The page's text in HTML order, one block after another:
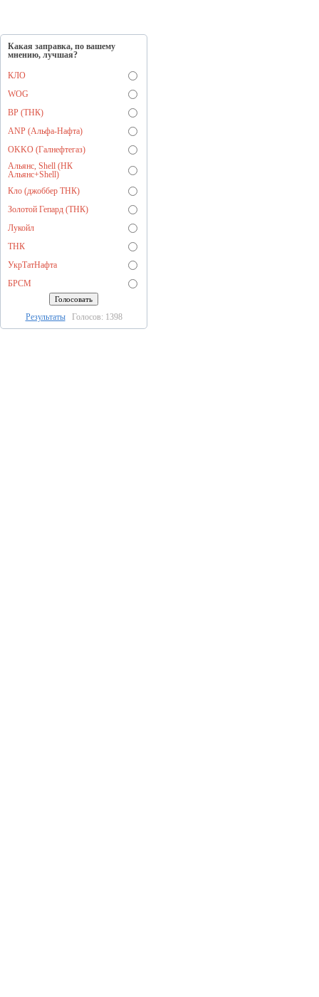
Какая заправка, по вашему
мнению, лучшая?
КЛО
WOG
BP (ТНК)
ANP (Альфа-Нафта)
OKKO (Галнефтегаз)
Альянс, Shell (НК
Альянс+Shell)
Кло (джоббер ТНК)
Золотой Гепард (ТНК)
Лукойл
ТНК
УкрТатНафта
БРСМ
РезультатыГолосов: 1398